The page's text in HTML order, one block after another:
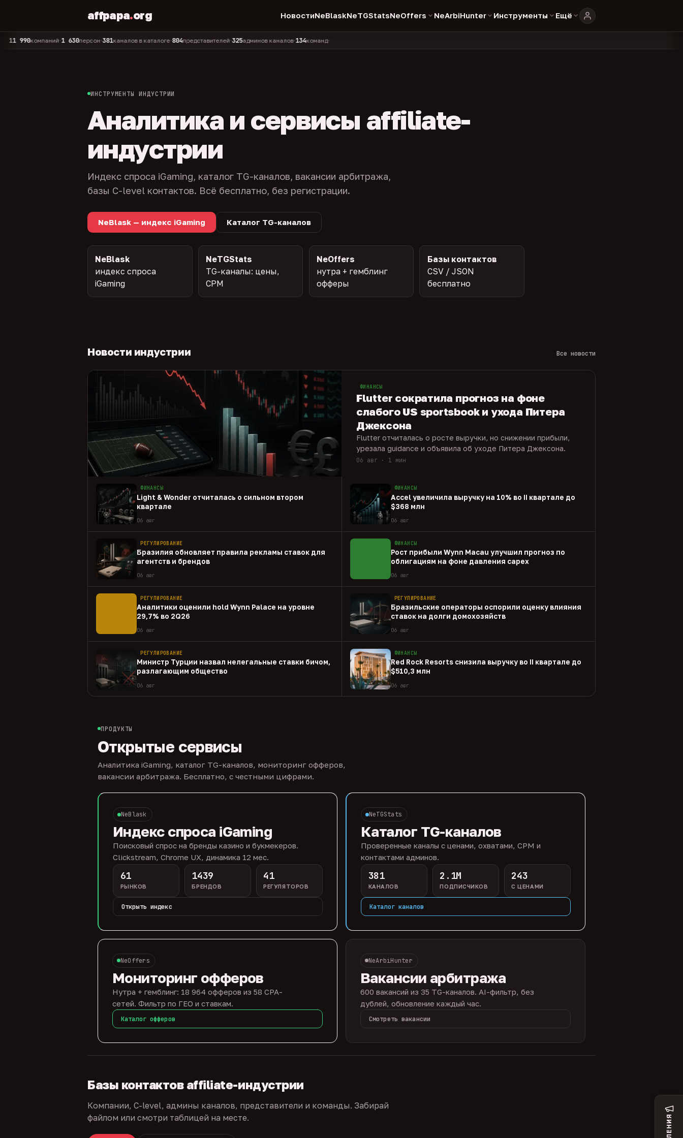
affpapa.org НовостиNeBlaskNeTGStatsNeOffers NeArbiHunter Инструменты Ещё
компаний•1 630персон•381каналов в каталоге•804представителей•325админов каналов •134команд• 11 990
ИНСТРУМЕНТЫ ИНДУСТРИИ
Аналитика и сервисы affiliate-
индустрии
Индекс спроса iGaming, каталог TG-каналов, вакансии арбитража,
базы C-level контактов. Всё бесплатно, без регистрации.
NeBlask — индекс iGaming Каталог TG-каналов
NeBlask
индекс спроса
iGaming
NeTGStats
TG-каналы: цены,
CPM
NeOffers
нутра + гемблинг
офферы
Базы контактов
CSV / JSON
бесплатно
Новости индустрии Все новости
ФИНАНСЫ
Flutter сократила прогноз на фоне
слабого US sportsbook и ухода Питера
Джексона
Flutter отчиталась о росте выручки, но снижении прибыли,
урезала guidance и объявила об уходе Питера Джексона.
06 авг · 1 мин
ФИНАНСЫ
Light & Wonder отчиталась о сильном втором
квартале
06 авг
ФИНАНСЫ
Accel увеличила выручку на 10% во II квартале до
$368 млн
06 авг
РЕГУЛИРОВАНИЕ
Бразилия обновляет правила рекламы ставок для
агентств и брендов
06 авг
ФИНАНСЫ
Рост прибыли Wynn Macau улучшил прогноз по
облигациям на фоне давления capex
06 авг
РЕГУЛИРОВАНИЕ
Аналитики оценили hold Wynn Palace на уровне
29,7% во 2Q26
06 авг
РЕГУЛИРОВАНИЕ
Бразильские операторы оспорили оценку влияния
ставок на долги домохозяйств
06 авг
РЕГУЛИРОВАНИЕ
Министр Турции назвал нелегальные ставки бичом,
разлагающим общество
06 авг
ФИНАНСЫ
Red Rock Resorts снизила выручку во II квартале до
$510,3 млн
06 авг
ПРОДУКТЫ
Открытые сервисы
Аналитика iGaming, каталог TG-каналов, мониторинг офферов,
вакансии арбитража. Бесплатно, с честными цифрами.
NeBlask
Индекс спроса iGaming
Поисковый спрос на бренды казино и букмекеров.
Clickstream, Chrome UX, динамика 12 мес.
61
РЫНКОВ
1439
БРЕНДОВ
41
РЕГУЛЯТОРОВ
Открыть индекс
NeTGStats
Каталог TG-каналов
Проверенные каналы с ценами, охватами, CPM и
контактами админов.
381
КАНАЛОВ
2.1M
ПОДПИСЧИКОВ
243
С ЦЕНАМИ
Каталог каналов
NeOffers
Мониторинг офферов
Нутра + гемблинг: 18 964 офферов из 58 CPA-
сетей. Фильтр по ГЕО и ставкам.
Каталог офферов
NeArbiHunter
Вакансии арбитража
600 вакансий из 35 TG-каналов. AI-фильтр, без
дублей, обновление каждый час.
Смотреть вакансии
Базы контактов affiliate-индустрии
Компании, C-level, админы каналов, представители и команды. Забирай
файлом или смотри таблицей на месте.